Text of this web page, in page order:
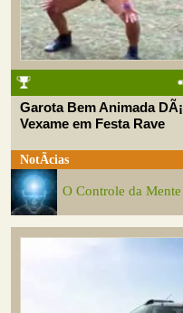
Garota Bem Animada DÃ¡
Vexame em Festa Rave
NotÃ­cias
O Controle da Mente